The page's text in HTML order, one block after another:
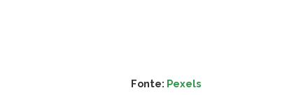
Fonte: Pexels